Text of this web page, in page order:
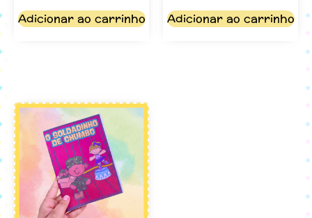
Adicionar ao carrinho Adicionar ao carrinho